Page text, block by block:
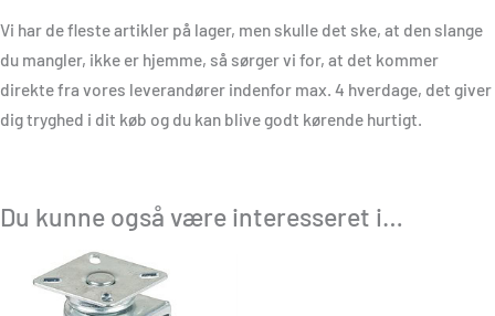
Vi har de fleste artikler på lager, men skulle det ske, at den slange
du mangler, ikke er hjemme, så sørger vi for, at det kommer
direkte fra vores leverandører indenfor max. 4 hverdage, det giver
dig tryghed i dit køb og du kan blive godt kørende hurtigt.
Du kunne også være interesseret i…